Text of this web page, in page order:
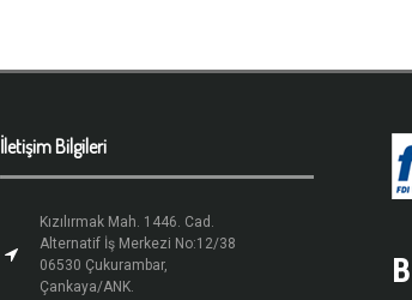
İletişim Bilgileri
Kızılırmak Mah. 1446. Cad.
Alternatif İş Merkezi No:12/38
06530 Çukurambar,
Çankaya/ANK.